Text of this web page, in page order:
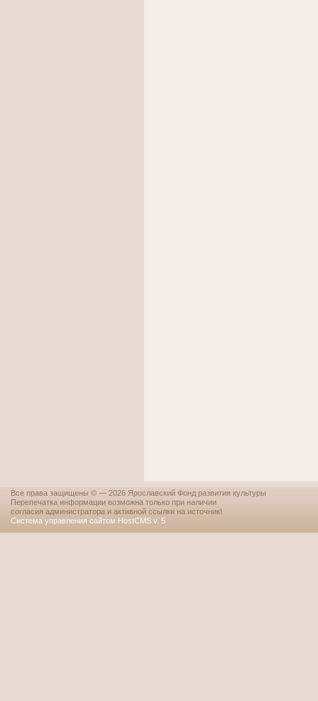
Все права защищены © — 2026 Ярославский Фонд развития культуры
Перепечатка информации возможна только при наличии
согласия администратора и активной ссылки на источник!
Система управления сайтом HostCMS v. 5